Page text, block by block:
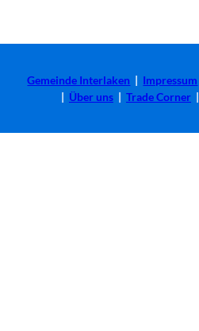
Gemeinde Interlaken | Impressum
| Über uns| Trade Corner|